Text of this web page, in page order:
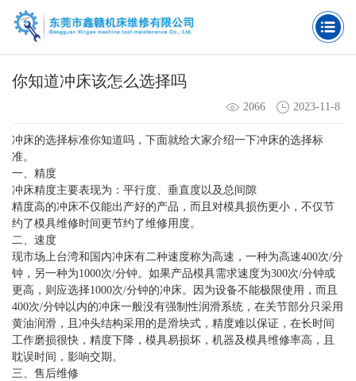
你知道冲床该怎么选择吗
2066 2023-11-8
冲床的选择标准你知道吗，下面就给大家介绍一下冲床的选择标
准。
一、精度
冲床精度主要表现为：平行度、垂直度以及总间隙
精度高的冲床不仅能出产好的产品，而且对模具损伤更小，不仅节
约了模具维修时间更节约了维修用度。
二、速度
现市场上台湾和国内冲床有二种速度称为高速，一种为高速400次/分
钟，另一种为1000次/分钟。如果产品模具需求速度为300次/分钟或
更高，则应选择1000次/分钟的冲床。因为设备不能极限使用，而且
400次/分钟以内的冲床一般没有强制性润滑系统，在关节部分只采用
黄油润滑，且冲头结构采用的是滑块式，精度难以保证，在长时间
工作磨损很快，精度下降，模具易损坏，机器及模具维修率高，且
耽误时间，影响交期。
三、售后维修